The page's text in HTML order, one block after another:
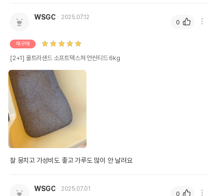
WSGC 2025.07.12
재구매
[2+1] 울트라샌드 소프트텍스쳐 언씬티드 6kg
잘 뭉치고 가성비도 좋고 가루도 많이 안 날려요
0
WSGC 2025.07.01
0